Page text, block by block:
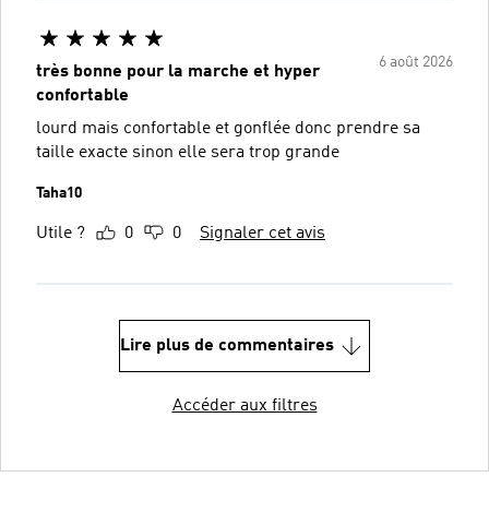
6 août 2026
très bonne pour la marche et hyper
confortable
lourd mais confortable et gonflée donc prendre sa
taille exacte sinon elle sera trop grande
Taha10
Utile ? 0 0 Signaler cet avis
Lire plus de commentaires
Accéder aux filtres